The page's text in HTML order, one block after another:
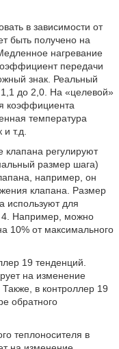
в зависимости от
быть получено на
нагревание
передачи
знак. Реальный
до 2,0. На «целевой»
коэффициента
температура
т.д.
клапана регулируют
размер шага)
например, он
клапана. Размер
используют для
4. Например, можно
10% от максимального
19 тенденций.
на изменение
в контроллер 19
обратного
теплоносителя в